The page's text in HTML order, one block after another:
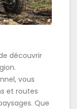
découvrir
vous
et routes
Que